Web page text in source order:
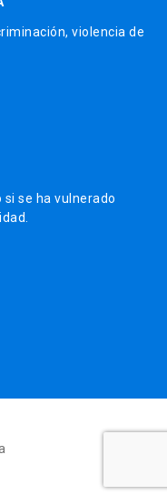
violencia de
se ha vulnerado